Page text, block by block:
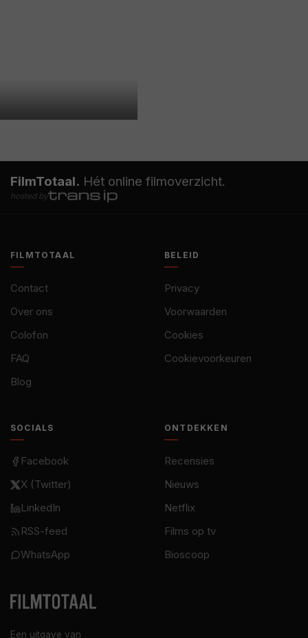
FilmTotaal. Hét online filmoverzicht.
hosted by
Een uitgave van
FILMTOTAAL
Contact
Over ons
Colofon
FAQ
Blog
BELEID
Privacy
Voorwaarden
Cookies
Cookievoorkeuren
SOCIALS
Facebook
X (Twitter)
LinkedIn
RSS-feed
WhatsApp
ONTDEKKEN
Recensies
Nieuws
Netflix
Films op tv
Bioscoop